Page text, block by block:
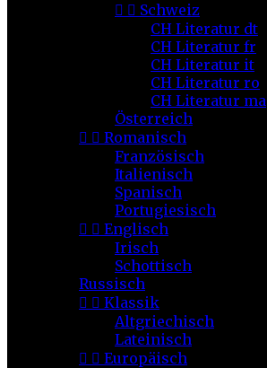
  Schweiz
CH Literatur dt
CH Literatur fr
CH Literatur it
CH Literatur ro
CH Literatur ma
Österreich
  Romanisch
Französisch
Italienisch
Spanisch
Portugiesisch
  Englisch
Irisch
Schottisch
Russisch
  Klassik
Altgriechisch
Lateinisch
  Europäisch